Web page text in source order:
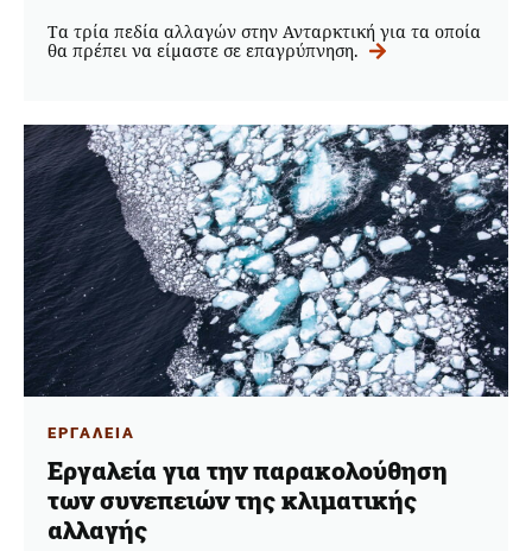
Tα τρία πεδία αλλαγών στην Ανταρκτική για τα οποία
θα πρέπει να είμαστε σε επαγρύπνηση.
ΕΡΓΑΛΕΙΑ
Εργαλεία για την παρακολούθηση
των συνεπειών της κλιματικής
αλλαγής